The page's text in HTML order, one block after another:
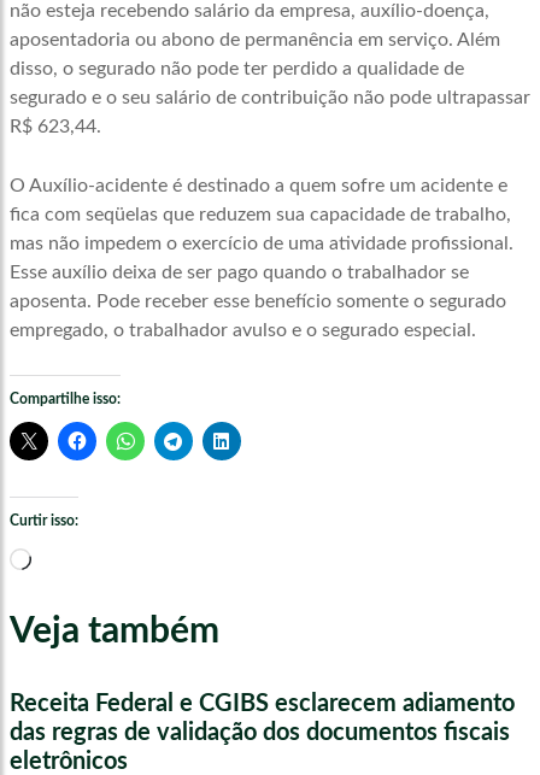
não esteja recebendo salário da empresa, auxílio-doença,
aposentadoria ou abono de permanência em serviço. Além
disso, o segurado não pode ter perdido a qualidade de
segurado e o seu salário de contribuição não pode ultrapassar
R$ 623,44.
O Auxílio-acidente é destinado a quem sofre um acidente e
fica com seqüelas que reduzem sua capacidade de trabalho,
mas não impedem o exercício de uma atividade profissional.
Esse auxílio deixa de ser pago quando o trabalhador se
aposenta. Pode receber esse benefício somente o segurado
empregado, o trabalhador avulso e o segurado especial.
Compartilhe isso:
Curtir isso:
Carregando...
Veja também
Receita Federal e CGIBS esclarecem adiamento
das regras de validação dos documentos fiscais
eletrônicos